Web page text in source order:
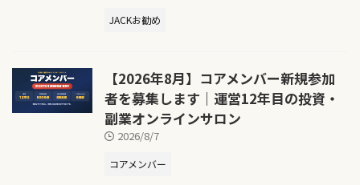
JACKお勧め
【2026年8月】コアメンバー新規参加
者を募集します｜運営12年目の投資・
副業オンラインサロン
2026/8/7
コアメンバー